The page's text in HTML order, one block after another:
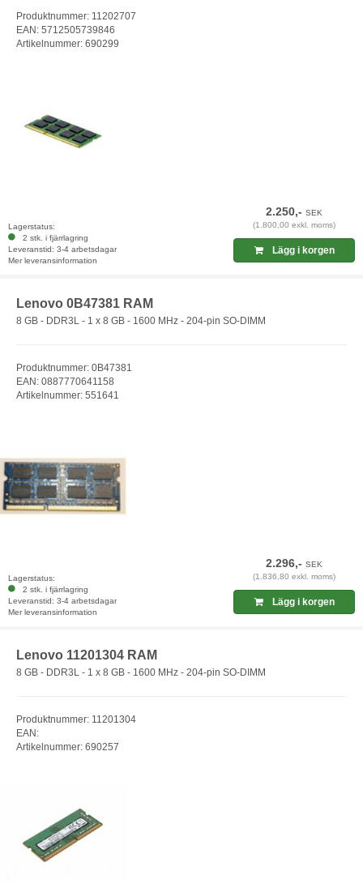
Produktnummer: 11202707
EAN: 5712505739846
Artikelnummer: 690299
Lagerstatus:
2 stk. i fjärrlagring
Leveranstid: 3-4 arbetsdagar
Mer leveransinformation
2.250,-SEK
(1.800,00 exkl. moms)
Lägg i korgen
Lenovo 0B47381 RAM
8 GB - DDR3L - 1 x 8 GB - 1600 MHz - 204-pin SO-DIMM
Produktnummer: 0B47381
EAN: 0887770641158
Artikelnummer: 551641
Lagerstatus:
2 stk. i fjärrlagring
Leveranstid: 3-4 arbetsdagar
Mer leveransinformation
2.296,-SEK
(1.836,80 exkl. moms)
Lägg i korgen
Lenovo 11201304 RAM
8 GB - DDR3L - 1 x 8 GB - 1600 MHz - 204-pin SO-DIMM
Produktnummer: 11201304
EAN:
Artikelnummer: 690257